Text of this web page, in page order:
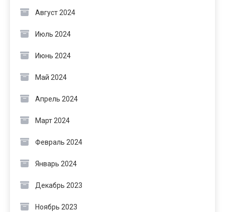
Август 2024
Июль 2024
Июнь 2024
Май 2024
Апрель 2024
Март 2024
Февраль 2024
Январь 2024
Декабрь 2023
Ноябрь 2023